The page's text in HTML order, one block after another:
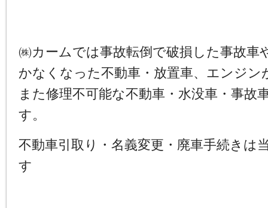
㈱カームでは事故転倒で破損した事故車
かなくなった不動車・放置車、エンジン
また修理不可能な不動車・水没車・事故
す。
不動車引取り・名義変更・廃車手続きは
す